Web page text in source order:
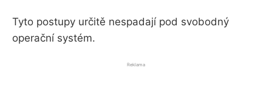
Tyto postupy určitě nespadají pod svobodný
operační systém.
Reklama